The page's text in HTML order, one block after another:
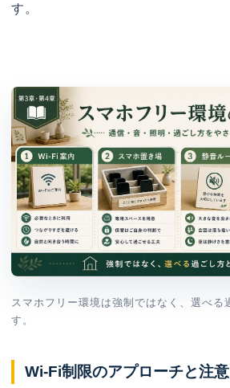
す。
スマホフリー環境は強制ではなく、選べる
す。
Wi-Fi制限のアプローチと注